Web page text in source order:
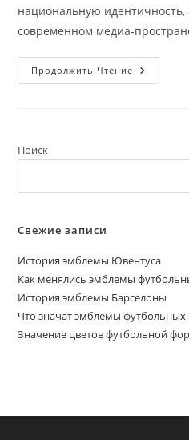
национальную
современном медиа-
Продолжить Чтение ТОП-5
Самых
Поиск
Свежие записи
История эмблемы Ювентуса
Как менялись эмблемы
История эмблемы Барселоны
Что значат эмблемы футбольных
Значение цветов футбольной